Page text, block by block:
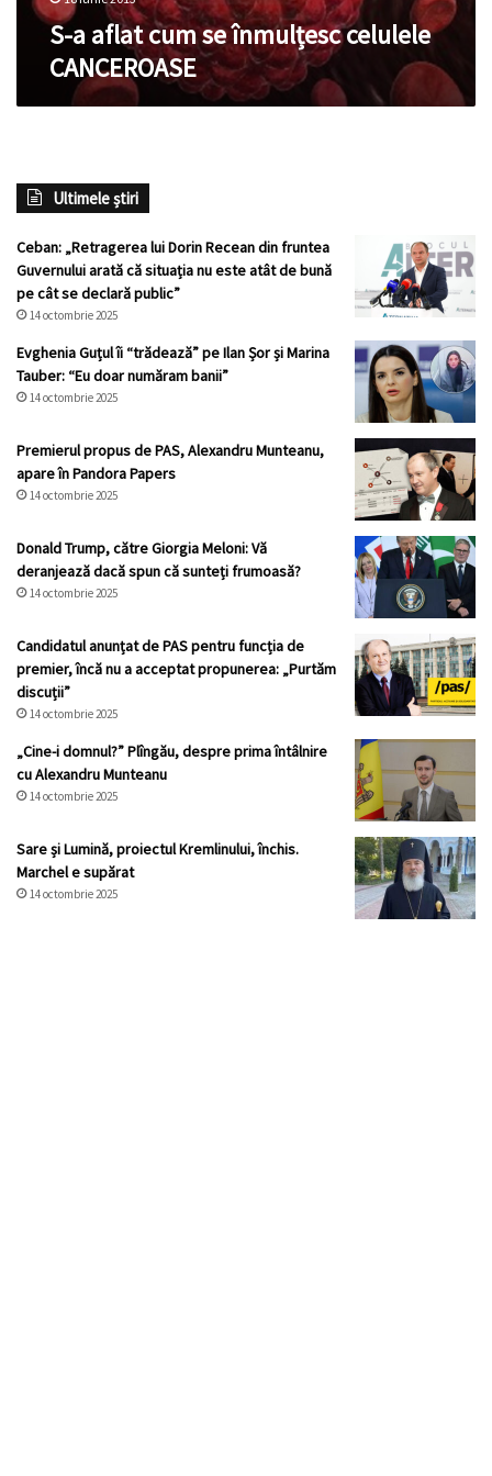
S-a aflat cum se înmulțesc celulele
CANCEROASE
Ultimele știri
Ceban: „Retragerea lui Dorin Recean din fruntea
Guvernului arată că situația nu este atât de bună
pe cât se declară public”
14 octombrie 2025
Evghenia Guțul îi “trădează” pe Ilan Șor și Marina
Tauber: “Eu doar număram banii”
14 octombrie 2025
Premierul propus de PAS, Alexandru Munteanu,
apare în Pandora Papers
14 octombrie 2025
Donald Trump, către Giorgia Meloni: Vă
deranjează dacă spun că sunteți frumoasă?
14 octombrie 2025
Candidatul anunțat de PAS pentru funcția de
premier, încă nu a acceptat propunerea: „Purtăm
discuții”
14 octombrie 2025
„Cine-i domnul?” Plîngău, despre prima întâlnire
cu Alexandru Munteanu
14 octombrie 2025
Sare și Lumină, proiectul Kremlinului, închis.
Marchel e supărat
14 octombrie 2025